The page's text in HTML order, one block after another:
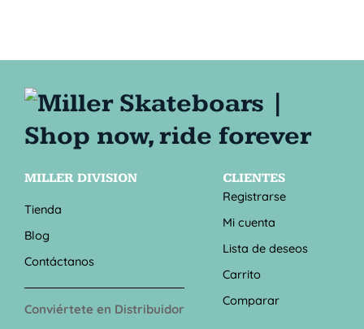
MILLER DIVISION
Tienda
Blog
Contáctanos
Conviértete en Distribuidor
CLIENTES
Registrarse
Mi cuenta
Lista de deseos
Carrito
Comparar